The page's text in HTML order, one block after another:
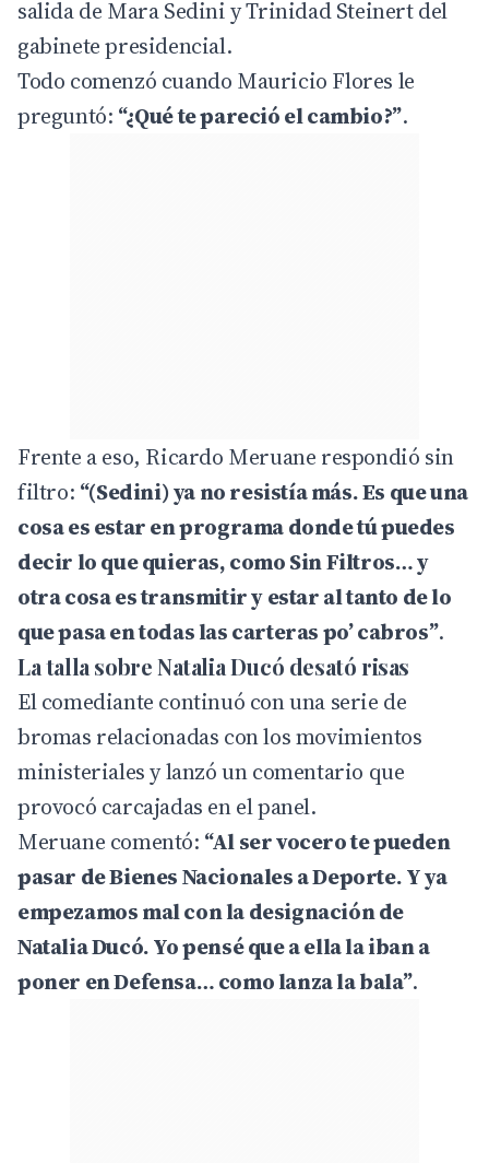
salida de MaraSediniy Trinidad Steinert del
gabinete presidencial.
Todo comenzó cuando Mauricio Flores le
preguntó: “¿Qué te pareció el cambio?”.
Frente a eso, Ricardo Meruane respondió sin
filtro: “(Sedini) ya no resistía más. Es que una
cosa es estar en programa donde tú puedes
decir lo que quieras, como Sin Filtros… y
otra cosa es transmitir y estar al tanto de lo
que pasa en todas las carteras po’ cabros”.
La talla sobre Natalia Ducó desató risas
El comediante continuó con una serie de
bromas relacionadas con los movimientos
ministeriales y lanzó un comentario que
provocó carcajadas en el panel.
Meruane comentó: “Al ser vocero te pueden
pasar de Bienes Nacionales a Deporte. Y ya
empezamos mal con la designación de
Natalia Ducó. Yo pensé que a ella la iban a
poner en Defensa… como lanza la bala”.